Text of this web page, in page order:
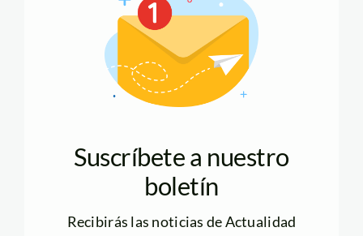
Suscríbete a nuestro
boletín
Recibirás las noticias de Actualidad